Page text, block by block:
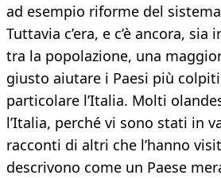
ad esempio riforme del
Tuttavia c’era, e c’è ancora, sia
tra la popolazione, una
giusto aiutare i Paesi più
particolare l’Italia. Molti
l’Italia, perché vi sono stati in
racconti di altri che l’hanno
descrivono come un Paese